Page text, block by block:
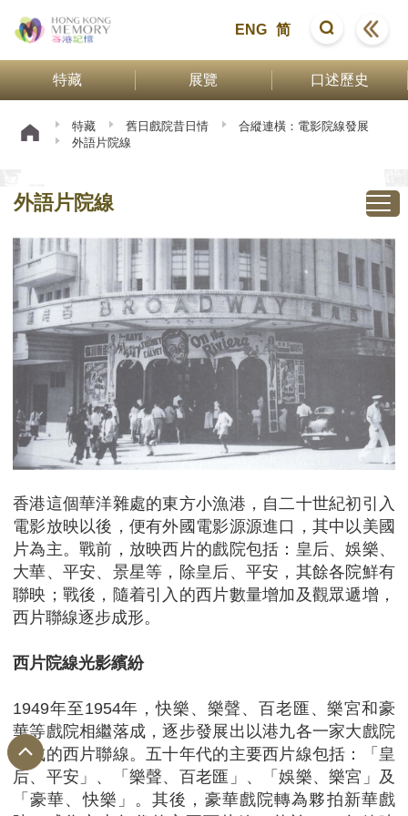
ENG 简
特藏 展覽 口述歷史
特藏 舊日戲院昔日情
合縱連橫：電影院線發展
外語片院線
外語片院線
香港這個華洋雜處的東方小漁港，自二十世紀初引入
電影放映以後，便有外國電影源源進口，其中以美國
片為主。戰前，放映西片的戲院包括：皇后、娛樂、
大華、平安、景星等，除皇后、平安，其餘各院鮮有
聯映；戰後，隨着引入的西片數量增加及觀眾遞增，
西片聯線逐步成形。
西片院線光影繽紛
1949年至1954年，快樂、樂聲、百老匯、樂宮和豪
華等戲院相繼落成，逐步發展出以港九各一家大戲院
組成的西片聯線。五十年代的主要西片線包括：「皇
后、平安」、「樂聲、百老匯」、「娛樂、樂宮」及
「豪華、快樂」。其後，豪華戲院轉為夥拍新華戲